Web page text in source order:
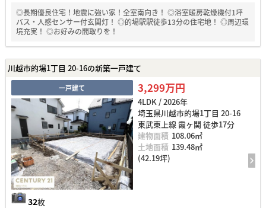
◎長期優良住宅！地震に強い家！全室南向き！ ◎浴室暖房乾燥機付1坪
バス・人感センサー付玄関灯！ ◎的場駅駅徒歩13分の住宅地！ ◎周辺環
境充実！ ◎お好みの間取りを！
川越市的場1丁目 20-16の新築一戸建て
一戸建て
32枚
3,299万円
4LDK / 2026年
埼玉県川越市的場1丁目 20-16
東武東上線 霞ヶ関 徒歩17分
建物面積 108.06㎡
土地面積 139.48㎡
(42.19坪)